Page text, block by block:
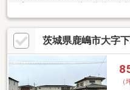
売住宅や土地購入からの注文住
茨城県鹿嶋市大字
（